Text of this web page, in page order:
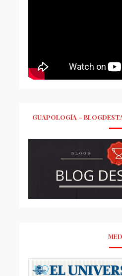
GUAPOLOGÍA –